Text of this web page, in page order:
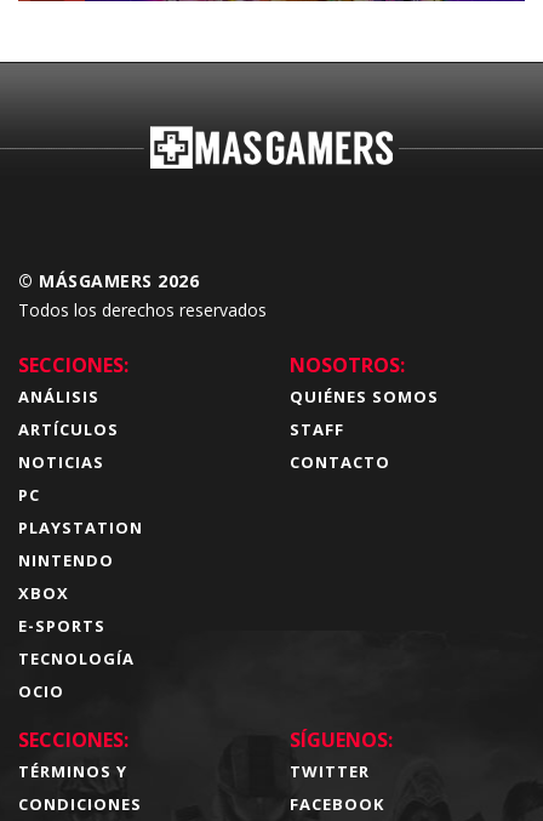
© MÁSGAMERS 2026
Todos los derechos reservados
SECCIONES:
ANÁLISIS
ARTÍCULOS
NOTICIAS
PC
PLAYSTATION
NINTENDO
XBOX
E-SPORTS
TECNOLOGÍA
OCIO
NOSOTROS:
QUIÉNES SOMOS
STAFF
CONTACTO
SECCIONES:
TÉRMINOS Y
CONDICIONES
SÍGUENOS:
TWITTER
FACEBOOK